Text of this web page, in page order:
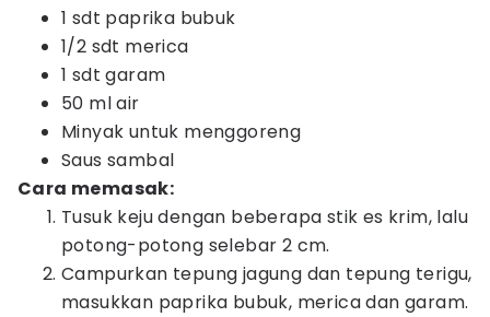
1 sdt paprika bubuk
1/2 sdt merica
1 sdt garam
50 ml air
Minyak untuk menggoreng
Saus sambal
Cara memasak:
Tusuk keju dengan beberapa stik es krim, lalu
potong-potong selebar 2 cm.
Campurkan tepung jagung dan tepung terigu,
masukkan paprika bubuk, merica dan garam.